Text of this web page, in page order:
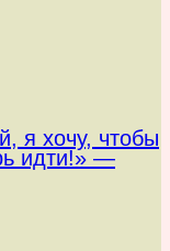
я хочу, чтобы
идти!» —